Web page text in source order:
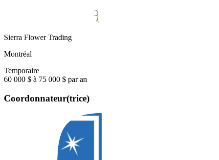
Sierra Flower Trading
Montréal
Temporaire
60 000 $ à 75 000 $ par an
Coordonnateur(trice)